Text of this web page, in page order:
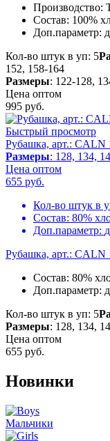
Производство:
Состав: 100%
Доп.параметр:
Кол-во штук в уп: 5
152, 158-164
Размеры: 122-128,
Цена оптом
995 руб.
Быстрый просмотр
Рубашка, арт.: CALN
Размеры: 128, 134,
Цена оптом
655 руб.
Кол-во штук в
Состав: 80%
Доп.параметр:
Рубашка, арт.: CALN
Состав: 80%
Доп.параметр:
Кол-во штук в уп: 5
Размеры: 128, 134,
Цена оптом
655 руб.
Новинки
Мальчики